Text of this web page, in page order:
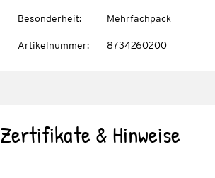
Besonderheit: Mehrfachpack
Artikelnummer: 8734260200
Zertifikate & Hinweise